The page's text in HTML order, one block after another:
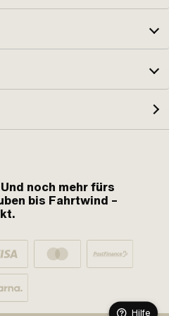
noch mehr fürs
bis Fahrtwind –
Hilfe